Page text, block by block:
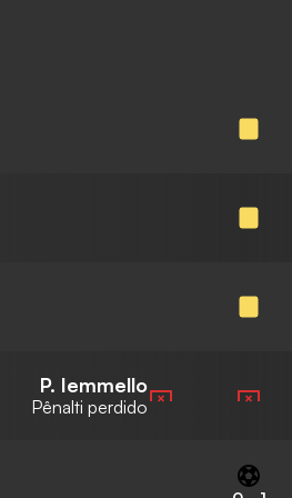
P. Iemmello
Pênalti perdido